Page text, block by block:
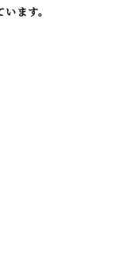
ます。